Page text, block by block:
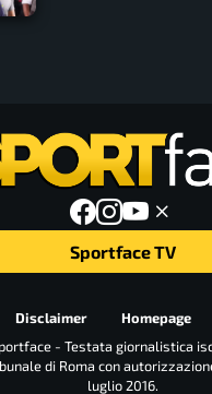
Sportface TV
Disclaimer Homepage
- Testata giornalistica
di Roma con
luglio 2016.